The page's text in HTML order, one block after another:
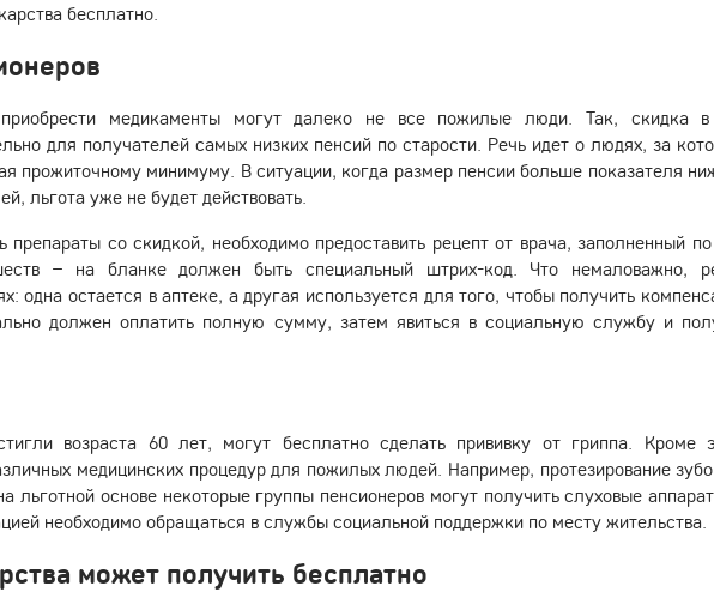
бесплатно.
медикаменты могут далеко не все пожилые люди. Так, скидка
для получателей самых низких пенсий по старости. Речь идет о людях, за
прожиточному минимуму. В ситуации, когда размер пенсии больше показателя
льгота уже не будет действовать.
препараты со скидкой, необходимо предоставить рецепт от врача, заполненный
– на бланке должен быть специальный штрих-код. Что немаловажно,
одна остается в аптеке, а другая используется для того, чтобы получить
должен оплатить полную сумму, затем явиться в социальную службу и
возраста 60 лет, могут бесплатно сделать прививку от гриппа. Кроме
медицинских процедур для пожилых людей. Например, протезирование
льготной основе некоторые группы пенсионеров могут получить слуховые
необходимо обращаться в службы социальной поддержки по месту жительства.
может получить бесплатно